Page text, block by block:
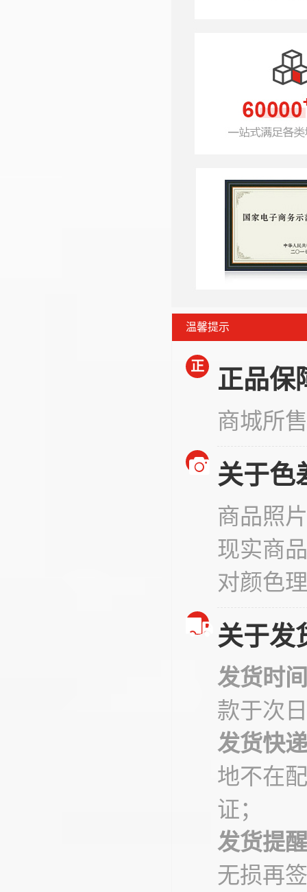
温馨提示
正 正品保
商城所
关于色
商品照
现实商
对颜色
关于发
发货时间
款于次
发货快递
地不在
证；
发货提醒
无损再